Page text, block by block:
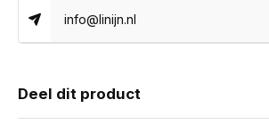
info@linijn.nl
Deel dit product